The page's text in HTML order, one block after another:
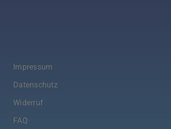
Impressum
Datenschutz
Widerruf
FAQ